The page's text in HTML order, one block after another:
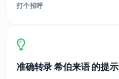
打个招呼
准确转录 希伯来语 的提示